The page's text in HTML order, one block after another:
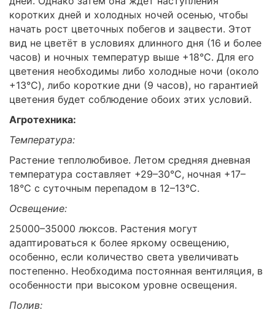
коротких дней и холодных ночей осенью, чтобы
начать рост цветочных побегов и зацвести. Этот
вид не цветёт в условиях длинного дня (16 и более
часов) и ночных температур выше +18°C. Для его
цветения необходимы либо холодные ночи (около
+13°C), либо короткие дни (9 часов), но гарантией
цветения будет соблюдение обоих этих условий.
Агротехника:
Температура:
Растение теплолюбивое. Летом средняя дневная
температура составляет +29–30°C, ночная +17–
18°C с суточным перепадом в 12–13°C.
Освещение:
25000–35000 люксов. Растения могут
адаптироваться к более яркому освещению,
особенно, если количество света увеличивать
постепенно. Необходима постоянная вентиляция, в
особенности при высоком уровне освещения.
Полив: